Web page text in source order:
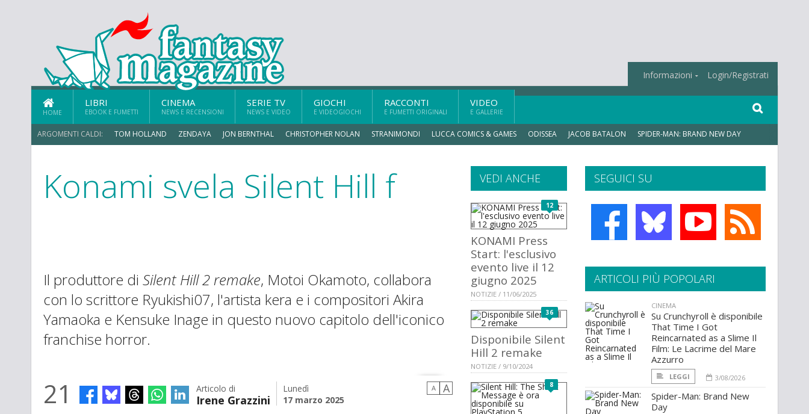
Informazioni Login/Registrati
HOME
LIBRI
EBOOK E FUMETTI
CINEMA
NEWS E RECENSIONI
SERIE TV
NEWS E VIDEO
GIOCHI
E VIDEOGIOCHI
RACCONTI
E FUMETTI ORIGINALI
VIDEO
E GALLERIE
ARGOMENTI CALDI: TOM HOLLAND ZENDAYA JON BERNTHAL CHRISTOPHER NOLAN STRANIMONDI LUCCA COMICS & GAMES ODISSEA JACOB BATALON SPIDER-MAN: BRAND NEW DAY
Konami svela Silent Hill f
Il produttore di Silent Hill 2 remake, Motoi Okamoto, collabora
con lo scrittore Ryukishi07, l'artista kera e i compositori Akira
Yamaoka e Kensuke Inage in questo nuovo capitolo dell'iconico
franchise horror.
21 Articolo di
Irene Grazzini
Lunedì
17 marzo 2025
A A
SEGUICI SU
VEDI ANCHE
12
KONAMI Press
Start: l'esclusivo
evento live il 12
giugno 2025
NOTIZIE / 11/06/2025
36
Disponibile Silent
Hill 2 remake
NOTIZIE / 9/10/2024
8
ARTICOLI PIÙ POPOLARI
CINEMA
Su Crunchyroll è disponibile
That Time I Got
Reincarnated as a Slime Il
Film: Le Lacrime del Mare
Azzurro
LEGGI 3/08/2026
Spider-Man: Brand New
Day